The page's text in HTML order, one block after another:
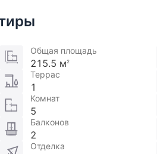
Общая площадь
215.5 м 2
Террас
1
Комнат
5
Балконов
2
Отделка